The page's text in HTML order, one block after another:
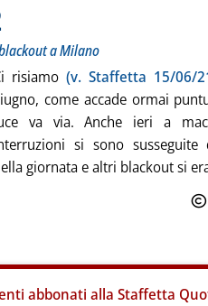
a Milano
risiamo (v. Staffetta 15/06/
come accade ormai
va via. Anche ieri a
si sono
giornata e altri blackout si
abbonati alla Staffetta